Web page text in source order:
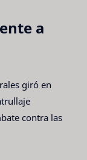
a
giró en
contra las